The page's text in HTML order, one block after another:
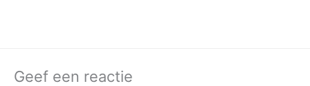
Geef een reactie